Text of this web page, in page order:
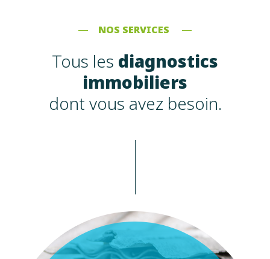
NOS SERVICES
Tous les diagnostics
immobiliers
dont vous avez besoin.